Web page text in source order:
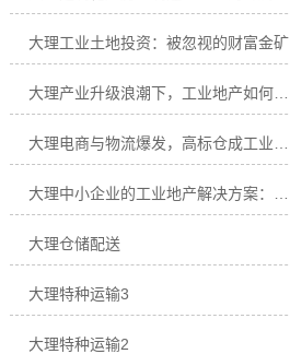
大理工业土地投资：被忽视的财富金矿
大理产业升级浪潮下，工业地产如何赋能企业高质
大理仓储配送
大理特种运输3
大理特种运输2